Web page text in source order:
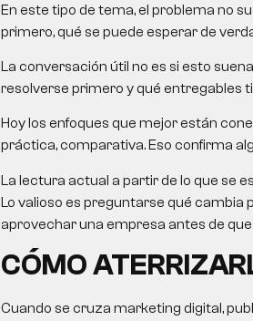
En este tipo de tema, el problema no
primero, qué se puede esperar de
La conversación útil no es si esto
resolverse primero y qué entregables
Hoy los enfoques que mejor están
práctica, comparativa. Eso confirma
La lectura actual a partir de lo que se
Lo valioso es preguntarse qué cambia
aprovechar una empresa antes de
CÓMO
Cuando se cruza marketing digital,